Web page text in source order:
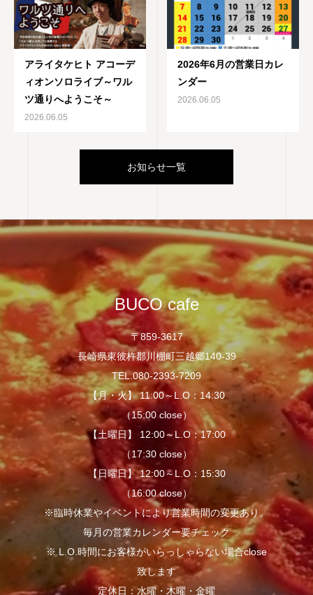
アライタケヒト アコーデ
ィオンソロライブ～ワル
ツ通りへようこそ～
2026.06.05
2026年6月の営業日カレ
ンダー
2026.06.05
お知らせ一覧
BUCO cafe
〒859-3617
長崎県東彼杵郡川棚町三越郷140-39
TEL.080-2393-7209
【月・火】 11:00～L.O：14:30
（15:00 close）
【土曜日】 12:00～L.O：17:00
（17:30 close）
【日曜日】 12:00～L.O：15:30
（16:00 close）
※臨時休業やイベントにより営業時間の変更あり。
毎月の営業カレンダー要チェック
※ L.O.時間にお客様がいらっしゃらない場合close
致します
定休日：水曜・木曜・金曜